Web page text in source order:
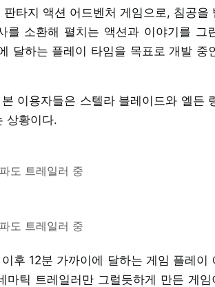
타지 액션 어드벤처 게임으로, 침공을
소환해 펼치는 액션과 이야기를 그
달하는 플레이 타임을 목표로 개발 중
이용자들은 스텔라 블레이드와 엘든
상황이다.
도 트레일러 중
도 트레일러 중
후 12분 가까이에 달하는 게임 플레이
틱 트레일러만 그럴듯하게 만든 게임